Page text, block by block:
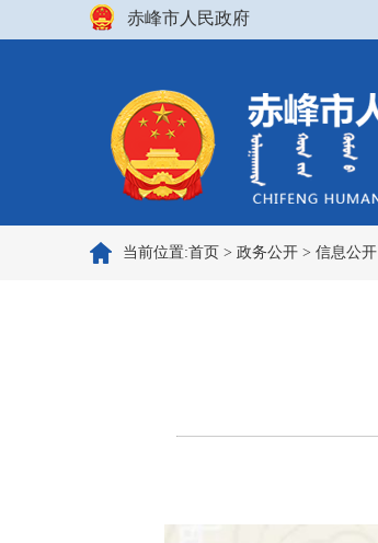
赤峰市人民政府
当前位置:首页 > 政务公开 > 信息公开